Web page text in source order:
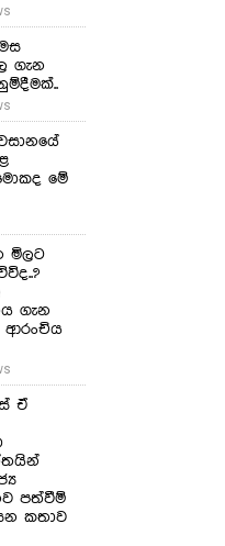
ගැන
මේ
මිලට
ගැන
ඒ
පත්වීම්
කතාව